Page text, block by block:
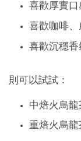
喜歡厚實口
喜歡咖啡、
喜歡沉穩香
則可以試試：
中焙火烏龍
重焙火烏龍